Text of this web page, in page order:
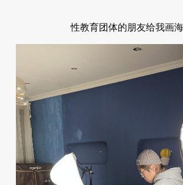
性教育团体的朋友给我画